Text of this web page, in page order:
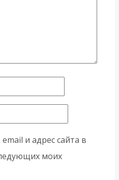
и адрес сайта в
моих